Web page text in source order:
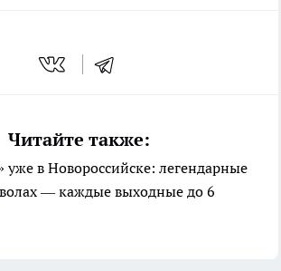
Читайте также:
уже в Новороссийске: легендарные
— каждые выходные до 6